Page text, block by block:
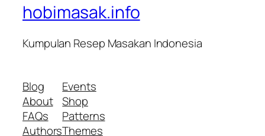
hobimasak.info
Kumpulan Resep Masakan Indonesia
Blog
About
FAQs
Authors
Events
Shop
Patterns
Themes